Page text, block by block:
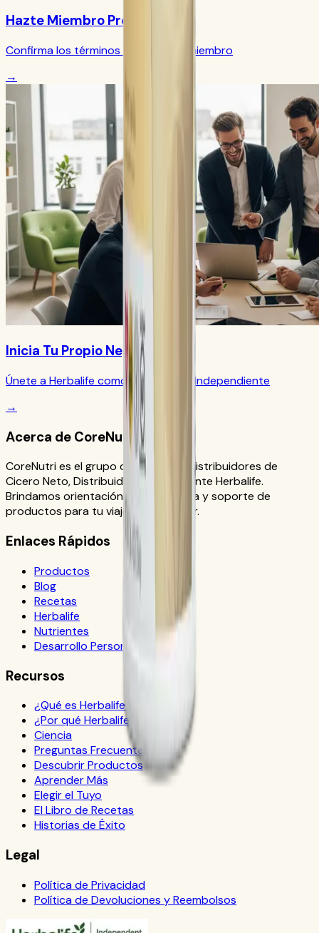
Hazte Miembro Preferido
Confirma los términos actuales de miembro
→
Inicia Tu Propio Negocio
Únete a Herbalife como Distribuidor Independiente
→
Acerca de CoreNutri
CoreNutri es el grupo de clientes y distribuidores de
Cicero Neto, Distribuidor Independiente Herbalife.
Brindamos orientación personalizada y soporte de
productos para tu viaje de bienestar.
Enlaces Rápidos
Productos
Blog
Recetas
Herbalife
Nutrientes
Desarrollo Personal
Recursos
¿Qué es Herbalife?
¿Por qué Herbalife?
Ciencia
Preguntas Frecuentes
Descubrir Productos
Aprender Más
Elegir el Tuyo
El Libro de Recetas
Historias de Éxito
Legal
Política de Privacidad
Política de Devoluciones y Reembolsos